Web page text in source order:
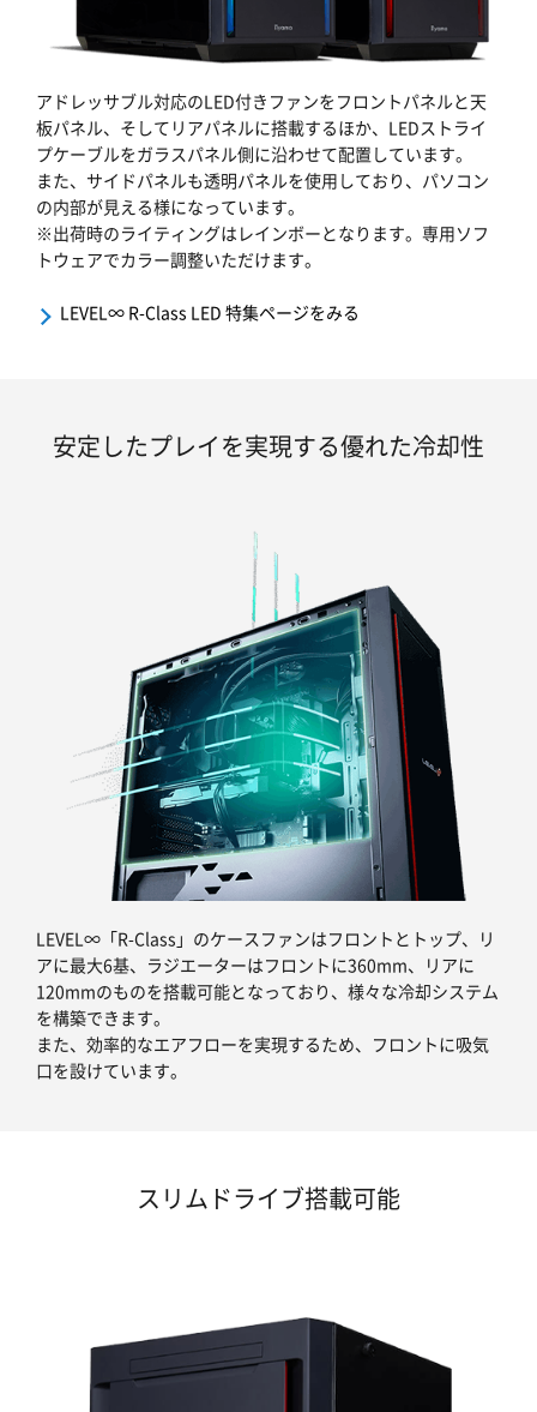
アドレッサブル対応のLED付きファンをフロントパネルと天
板パネル、そしてリアパネルに搭載するほか、LEDストライ
プケーブルをガラスパネル側に沿わせて配置しています。
また、サイドパネルも透明パネルを使用しており、パソコン
の内部が見える様になっています。
※出荷時のライティングはレインボーとなります。専用ソフ
トウェアでカラー調整いただけます。
LEVEL∞ R-Class LED 特集ページをみる
安定したプレイを実現する優れた冷却性
LEVEL∞「R-Class」のケースファンはフロントとトップ、リ
アに最大6基、ラジエーターはフロントに360mm、リアに
120mmのものを搭載可能となっており、様々な冷却システム
を構築できます。
また、効率的なエアフローを実現するため、フロントに吸気
口を設けています。
スリムドライブ搭載可能